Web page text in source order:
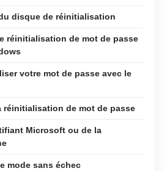
disque de réinitialisation
réinitialisation de mot de passe
votre mot de passe avec le
réinitialisation de mot de passe
Microsoft ou de la
mode sans échec